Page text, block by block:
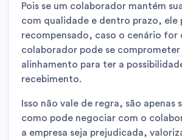
Pois se um colaborador mantém
com qualidade e dentro prazo, ele
recompensado, caso o cenário
colaborador pode se comprometer
alinhamento para ter a
recebimento.
Isso não vale de regra, são apenas
como pode negociar com o
a empresa seja prejudicada,